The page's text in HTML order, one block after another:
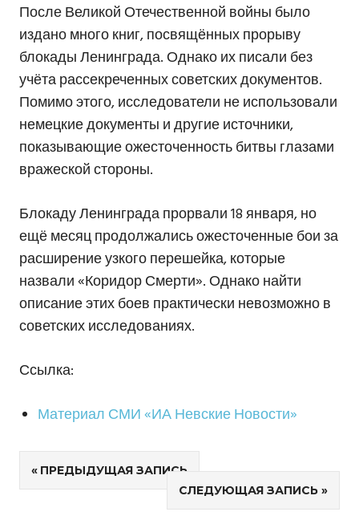
После Великой Отечественной войны было
издано много книг, посвящённых прорыву
блокады Ленинграда. Однако их писали без
учёта рассекреченных советских документов.
Помимо этого, исследователи не использовали
немецкие документы и другие источники,
показывающие ожесточенность битвы глазами
вражеской стороны.
Блокаду Ленинграда прорвали 18 января, но
ещё месяц продолжались ожесточенные бои за
расширение узкого перешейка, которые
назвали «Коридор Смерти». Однако найти
описание этих боев практически невозможно в
советских исследованиях.
Ссылка:
Материал СМИ «ИА Невские Новости»
Навигация
ПРЕДЫДУЩАЯ ЗАПИСЬ
СЛЕДУЮЩАЯ ЗАПИСЬ